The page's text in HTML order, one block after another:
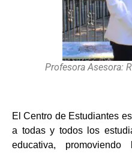
Profesora Asesora:
El Centro de Estudiantes
a todas y todos los
educativa,